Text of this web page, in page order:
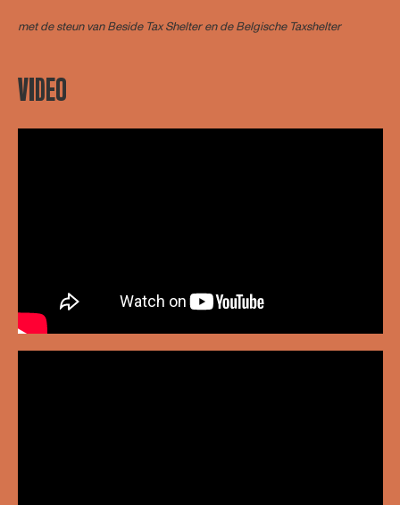
met de steun vanBeside Tax Shelteren de Belgische Taxshelter
VIDEO